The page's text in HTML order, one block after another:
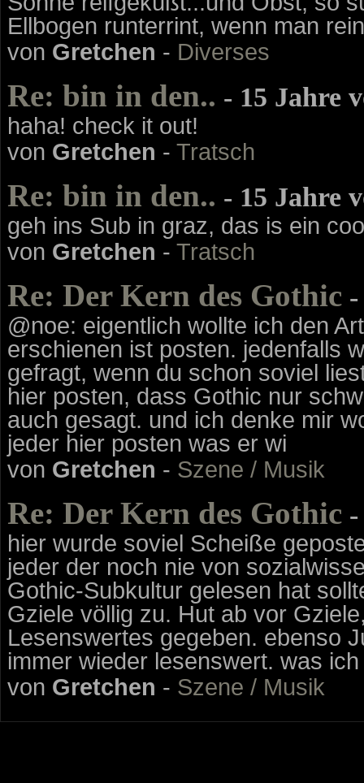
Ellbogen runterrint, wenn man
von Gretchen - Diverses
Re: bin in den.. - 15 Jahre
haha! check it out!
von Gretchen - Tratsch
Re: bin in den.. - 15 Jahre
geh ins Sub in graz, das is ein
von Gretchen - Tratsch
Re: Der Kern des Gothic
@noe: eigentlich wollte ich den
erschienen ist posten. jedenfalls
gefragt, wenn du schon soviel
hier posten, dass Gothic nur
auch gesagt. und ich denke mir
jeder hier posten was er wi
von Gretchen - Szene / Musik
Re: Der Kern des Gothic
hier wurde soviel Scheiße
jeder der noch nie von
Gothic-Subkultur gelesen hat
Gziele völlig zu. Hut ab vor
Lesenswertes gegeben. ebenso
immer wieder lesenswert. was
von Gretchen - Szene / Musik